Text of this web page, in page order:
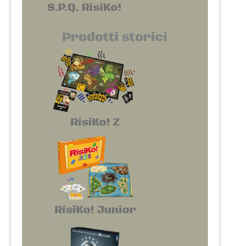
S.P.Q. RisiKo!
Prodotti storici
RisiKo! Z
RisiKo! Junior